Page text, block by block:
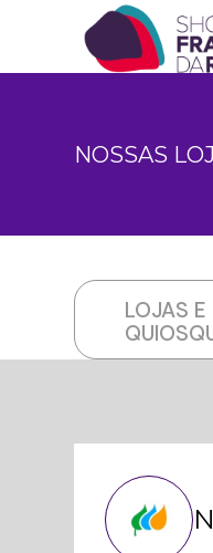
NOSSAS
LOJAS E